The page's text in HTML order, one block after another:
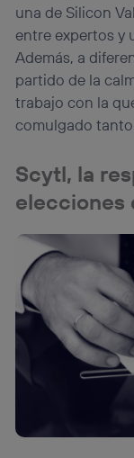
una de Silicon
entre expertos y
Además, a
partido de la
trabajo con la
comulgado
Scytl, la
elecciones